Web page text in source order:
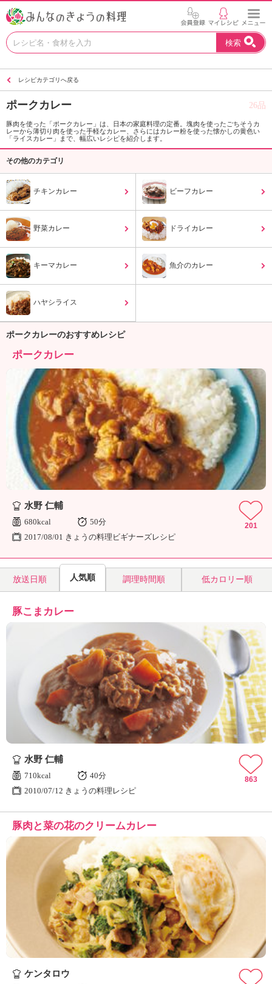
お
い
を
見
つ
よ
N
エ
ケ
ョ
ん
な
の
き
ょ
う
の
料
理
検索
レシピカテゴリへ戻る
ポークカレー 26品
豚肉を使った「ポークカレー」は、日本の家庭料理の定番。塊肉を使ったごちそうカ
レーから薄切り肉を使った手軽なカレー、さらにはカレー粉を使った懐かしの黄色い
「ライスカレー」まで、幅広いレシピを紹介します。
その他のカテゴリ
チキンカレー ビーフカレー
野菜カレー ドライカレー
キーマカレー 魚介のカレー
ハヤシライス
ポークカレーのおすすめレシピ
ポークカレー
水野 仁輔
680kcal
50分
2017/08/01 きょうの料理ビギナーズレシピ
201
放送日順 人気順 調理時間順 低カロリー順
豚こまカレー
水野 仁輔
710kcal
40分
2010/07/12 きょうの料理レシピ
863
豚肉と菜の花のクリームカレー
ケンタロウ